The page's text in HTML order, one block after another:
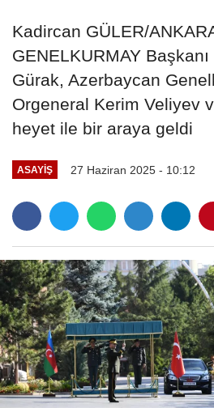
Kadircan GÜLER/
GENELKURMAY
Gürak, Azerbaycan
Orgeneral Kerim Veliyev
heyet ile bir araya geldi
ASAYIŞ 27 Haziran 2025 - 10:12